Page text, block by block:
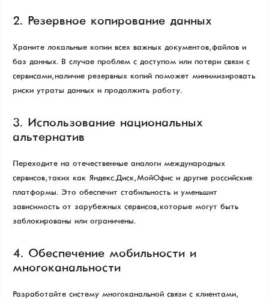
2. Резервное копирование данных
Храните локальные копии всех важных документов, файлов и
баз данных. В случае проблем с доступом или потери связи с
сервисами, наличие резервных копий поможет минимизировать
риски утраты данных и продолжить работу.
3. Использование национальных
альтернатив
Переходите на отечественные аналоги международных
сервисов, таких как Яндекс.Диск, МойОфис и другие российские
платформы. Это обеспечит стабильность и уменьшит
зависимость от зарубежных сервисов, которые могут быть
заблокированы или ограничены.
4. Обеспечение мобильности и
многоканальности
Разработайте систему многоканальной связи с клиентами,